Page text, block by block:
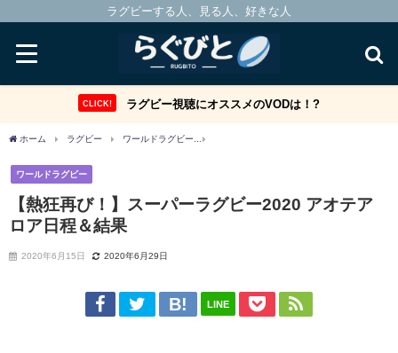
ラグビーする人、見る人、好きな人
CLICK! ラグビー視聴にオススメのVODは！?
ホーム ラグビー ワールドラグビー
ワールドラグビー
【熱狂再び！】スーパーラグビー2020 アオテア
ロア日程＆結果
2020年6月15日 2020年6月29日
LINE